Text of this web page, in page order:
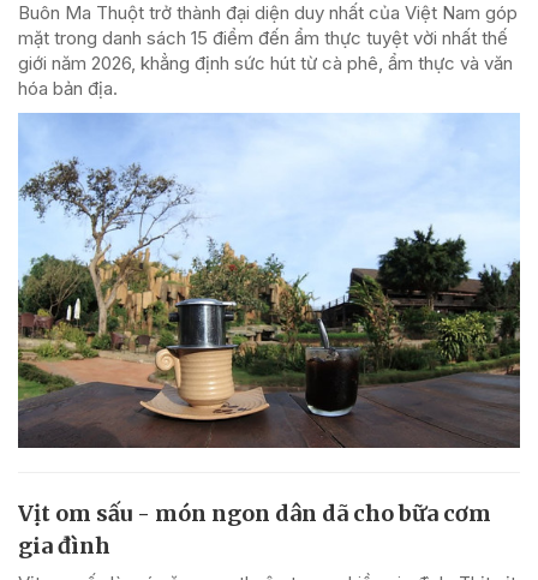
Buôn Ma Thuột trở thành đại diện duy nhất của Việt Nam góp
mặt trong danh sách 15 điểm đến ẩm thực tuyệt vời nhất thế
giới năm 2026, khẳng định sức hút từ cà phê, ẩm thực và văn
hóa bản địa.
Vịt om sấu - món ngon dân dã cho bữa cơm
gia đình